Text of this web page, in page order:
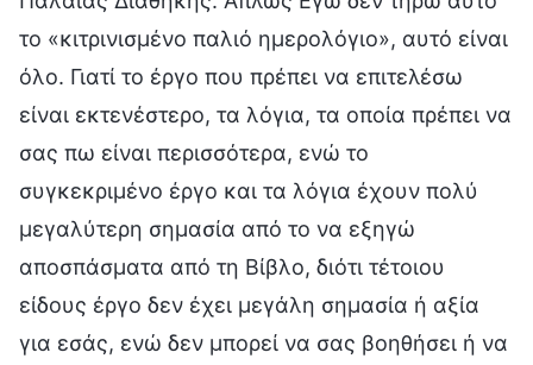
το «κιτρινισμένο παλιό ημερολόγιο», αυτό είναι
όλο. Γιατί το έργο που πρέπει να επιτελέσω
είναι εκτενέστερο, τα λόγια, τα οποία πρέπει να
σας πω είναι περισσότερα, ενώ το
συγκεκριμένο έργο και τα λόγια έχουν πολύ
μεγαλύτερη σημασία από το να εξηγώ
αποσπάσματα από τη Βίβλο, διότι τέτοιου
είδους έργο δεν έχει μεγάλη σημασία ή αξία
για εσάς, ενώ δεν μπορεί να σας βοηθήσει ή να